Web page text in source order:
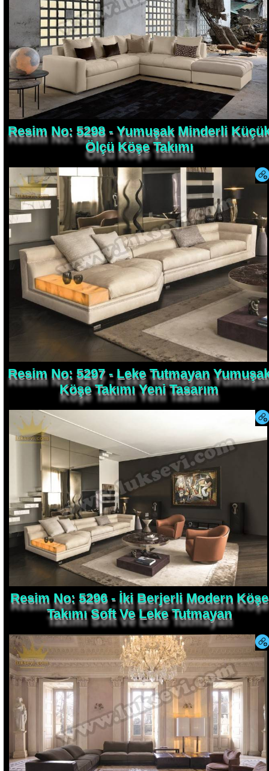
Resim No: 5298 - Yumuşak Minderli
Ölçü Köşe Takımı
Resim No: 5297 - Leke Tutmayan
Köşe Takımı Yeni Tasarım
Resim No: 5296 - İki Berjerli Modern Köşe
Takımı Soft Ve Leke Tutmayan